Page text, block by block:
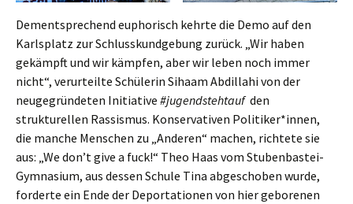
Dementsprechend euphorisch kehrte die Demo auf den
Karlsplatz zur Schlusskundgebung zurück. „Wir haben
gekämpft und wir kämpfen, aber wir leben noch immer
nicht“, verurteilte Schülerin Sihaam Abdillahi von der
neugegründeten Initiative #jugendstehtaufden
strukturellen Rassismus. Konservativen Politiker*innen,
die manche Menschen zu „Anderen“ machen, richtete sie
aus: „We don’t give a fuck!“ Theo Haas vom Stubenbastei-
Gymnasium, aus dessen Schule Tina abgeschoben wurde,
forderte ein Ende der Deportationen von hier geborenen